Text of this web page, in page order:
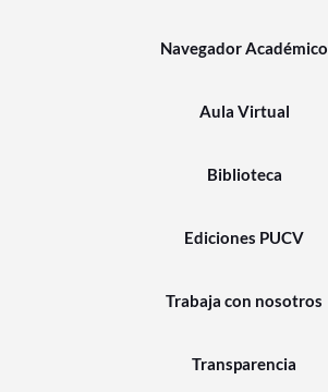
Navegador Académico
Aula Virtual
Biblioteca
Ediciones PUCV
Trabaja con nosotros
Transparencia